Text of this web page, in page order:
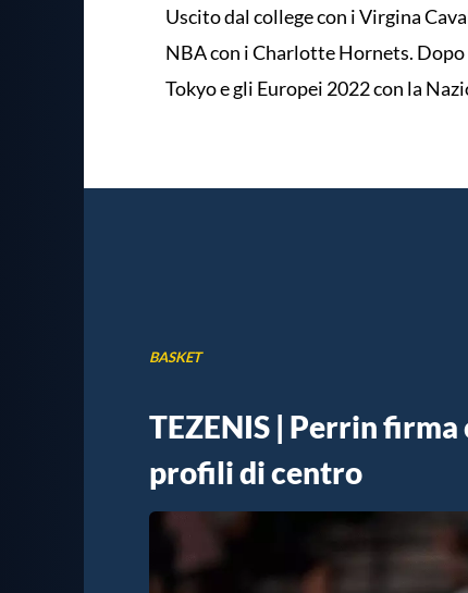
Uscito dal college con i Virgina
NBA con i Charlotte Hornets.
Tokyo e gli Europei 2022 con la
BASKET
TEZENIS | Perrin
profili di centro